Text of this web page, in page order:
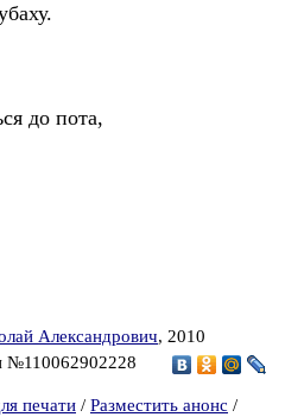
до пота,
Александрович, 2010
№110062902228
печати / Разместить анонс /